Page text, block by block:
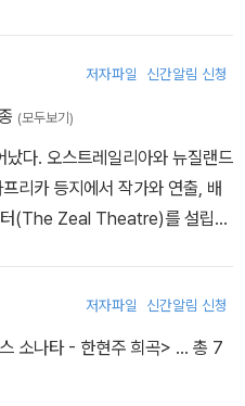
저자파일 신간알림 신청
(모두보기)
다. 오스트레일리아와 뉴질랜드
리카 등지에서 작가와 연출, 배
(The Zeal Theatre)를 설립한
저자파일 신간알림 신청
소나타 - 한현주 희곡> … 총 7